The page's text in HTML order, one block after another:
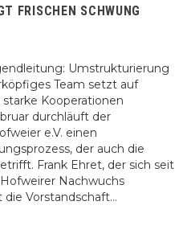
FRISCHEN SCHWUNG
Umstrukturierung
Team setzt auf
Kooperationen
durchläuft der
e.V. einen
der auch die
Frank Ehret, der sich seit
Nachwuchs
Vorstandschaft…